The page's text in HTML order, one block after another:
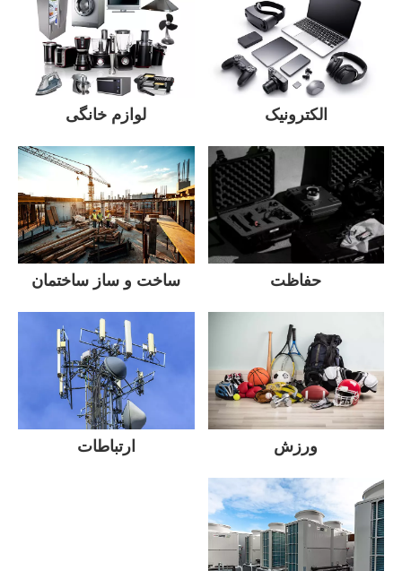
الکترونیک لوازم خانگی
حفاظت ساخت و ساز ساختمان
ورزش ارتباطات